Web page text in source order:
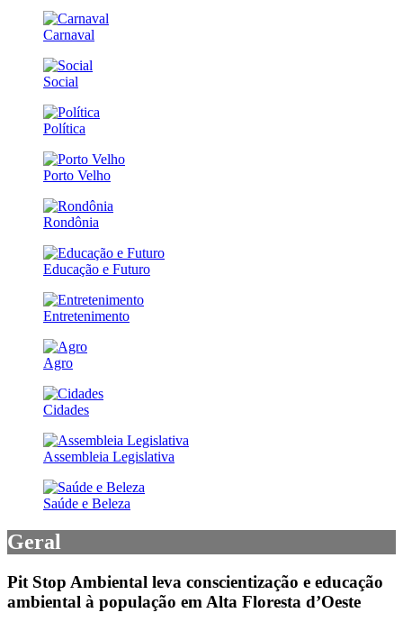
Carnaval
Social
Política
Porto Velho
Rondônia
Educação e Futuro
Entretenimento
Agro
Cidades
Assembleia Legislativa
Saúde e Beleza
Geral
Pit Stop Ambiental leva conscientização e educação
ambiental à população em Alta Floresta d’Oeste